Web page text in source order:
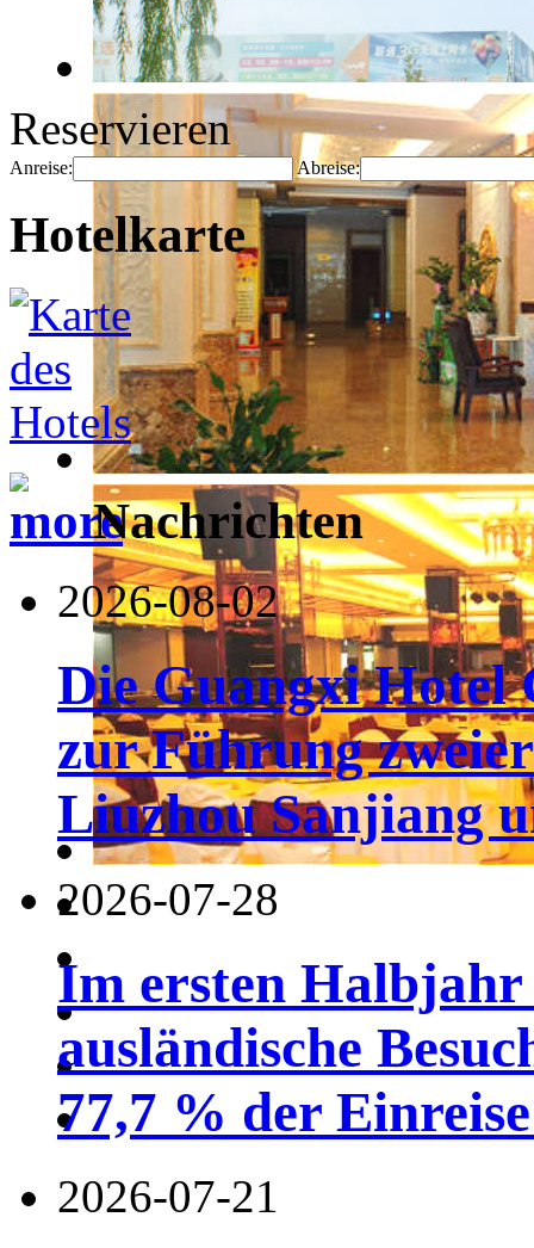
Reservieren
Anreise: Abreise:
Hotelkarte
Nachrichten
2026-08-02
Die Guangxi Hotel
zur Führung
Liuzhou Sanjiang
2026-07-28
Im ersten
ausländische
77,7 % der
2026-07-21